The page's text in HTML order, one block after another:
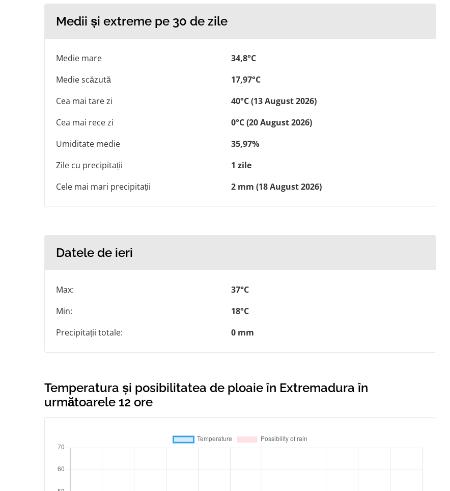
Medii și extreme pe 30 de zile
Medie mare
34,8°C
Medie scăzută
17,97°C
Cea mai tare zi
40°C (13 August 2026)
Cea mai rece zi
0°C (20 August 2026)
Umiditate medie
35,97%
Zile cu precipitații
1 zile
Cele mai mari precipitații
2 mm (18 August 2026)
Datele de ieri
Max:
37°C
Min:
18°C
Precipitații totale:
0 mm
Temperatura și posibilitatea de ploaie în Extremadura în
următoarele 12 ore